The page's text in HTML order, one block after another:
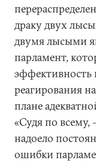
драку двух
двумя лысыми
парламент,
эффективность
реагирования
плане
«Судя по всему,
надоело
ошибки